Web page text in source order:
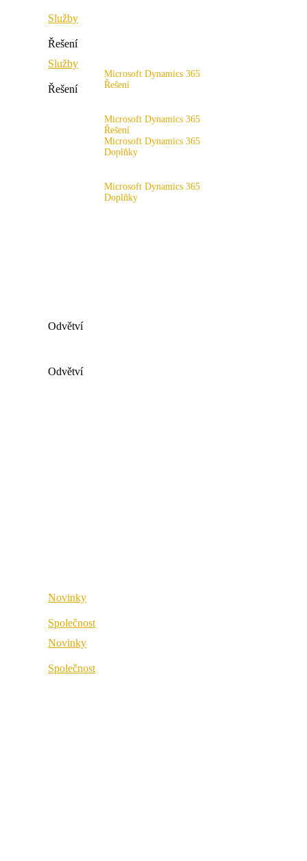
Služby
Řešení
Microsoft Dynamics 365
Řešení
Rozsah řešení
Microsoft Dynamics 365
Doplňky
Odvětví
Novinky
Společnost
Služby
Řešení
Microsoft Dynamics 365
Řešení
Rozsah řešení
Microsoft Dynamics 365
Doplňky
x4fashion suite
Odvětví
Novinky
Společnost